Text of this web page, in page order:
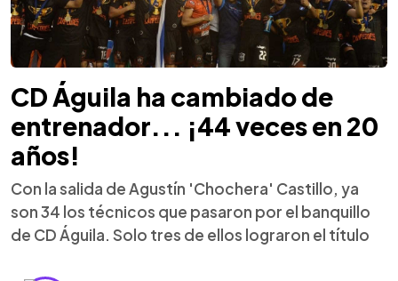
CD Águila ha cambiado de
entrenador... ¡44 veces en 20
años!
Con la salida de Agustín 'Chochera' Castillo, ya
son 34 los técnicos que pasaron por el banquillo
de CD Águila. Solo tres de ellos lograron el título